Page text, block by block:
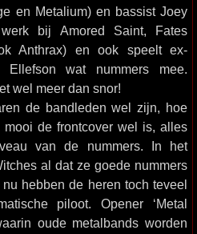
en Metalium) en bassist Joey
bij Amored Saint, Fates
Anthrax) en ook speelt ex-
Ellefson wat nummers mee.
wel meer dan snor!
de bandleden wel zijn, hoe
de frontcover wel is, alles
van de nummers. In het
al dat ze goede nummers
hebben de heren toch teveel
piloot. Opener ‘Metal
oude metalbands worden